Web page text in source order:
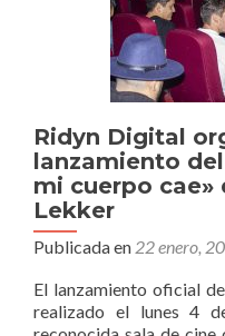
Ridyn Digital
lanzamiento
mi cuerpo cae»
Lekker
Publicada en 22 enero,
El lanzamiento oficial
realizado el lunes 4